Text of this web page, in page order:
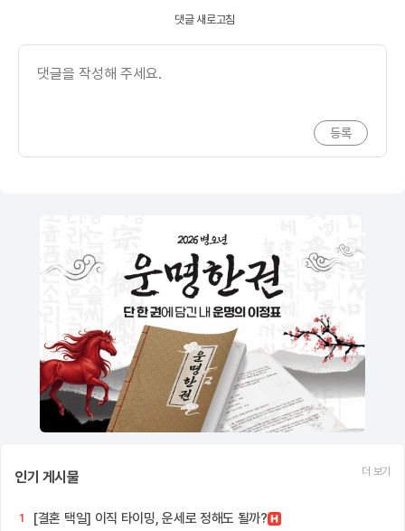
댓글 새로고침
인기 게시물 더 보기
1 [결혼 택일] 이직 타이밍, 운세로 정해도 될까?